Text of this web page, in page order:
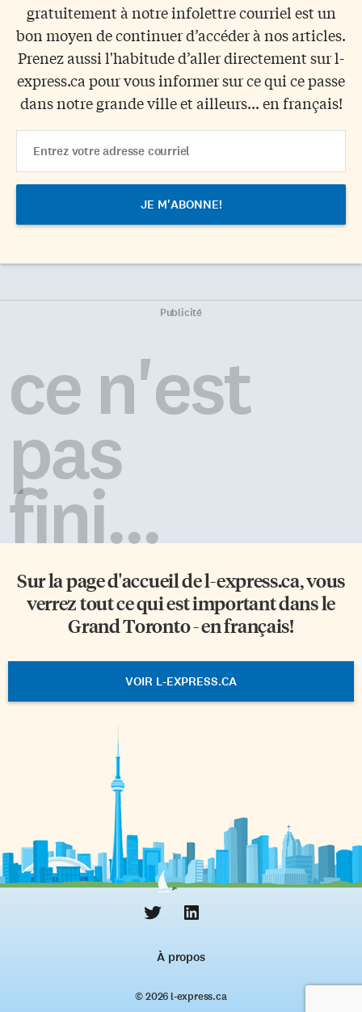
gratuitement à notre infolettre courriel est un
bon moyen de continuer d’accéder à nos articles.
Prenez aussi l'habitude d’aller directement sur l-
express.ca pour vous informer sur ce qui ce passe
dans notre grande ville et ailleurs... en français!
Address
Publicité
ce n'est
pas
fini...
Sur la page d'accueil del-express.ca, vous
verrez tout ce qui est important dans le
Grand Toronto - en français!
VOIR L-EXPRESS.CA
À propos
© 2026 l‑express.ca